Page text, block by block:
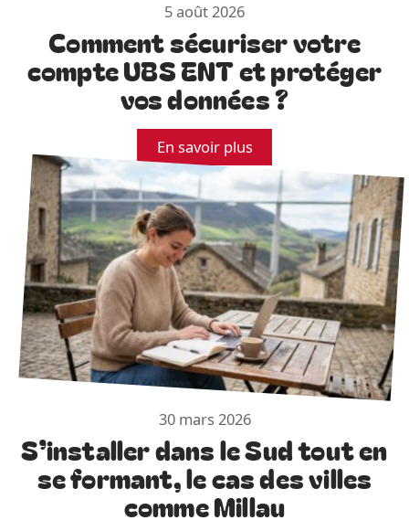
5 août 2026
Comment sécuriser votre
compte UBS ENT et protéger
vos données ?
En savoir plus
30 mars 2026
S’installer dans le Sud tout en
se formant, le cas des villes
comme Millau